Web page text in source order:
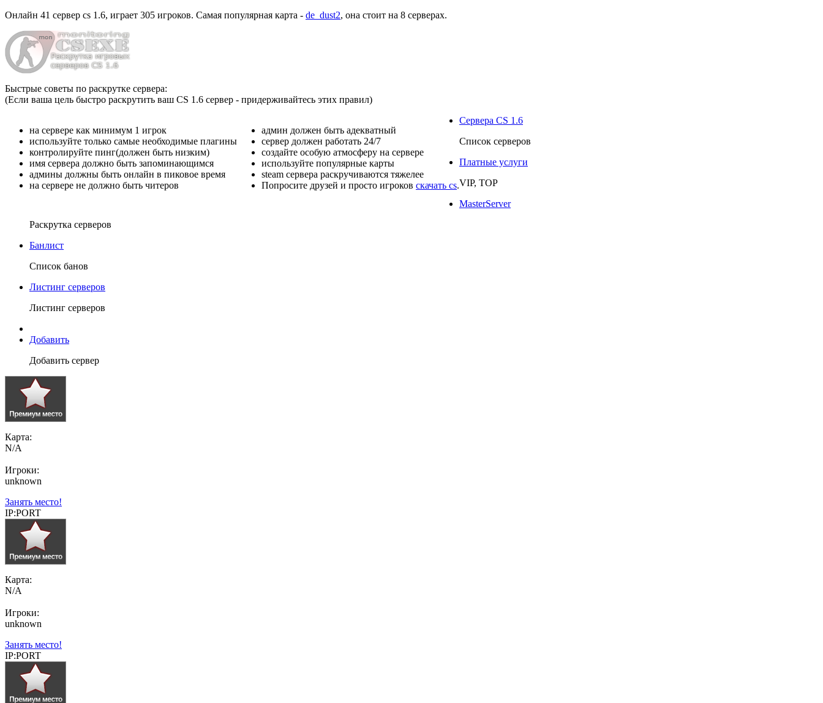
Онлайн 41 сервер cs 1.6, играет 305 игроков. Самая популярная карта - de_dust2, она стоит на 8 серверах.
Быстрые советы по раскрутке сервера:
(Если ваша цель быстро раскрутить ваш CS 1.6 сервер - придерживайтесь этих правил)
на сервере как минимум 1 игрок
используйте только самые необходимые плагины
контролируйте пинг(должен быть низким)
имя сервера должно быть запоминающимся
админы должны быть онлайн в пиковое время
на сервере не должно быть читеров
админ должен быть адекватный
сервер должен работать 24/7
создайте особую атмосферу на сервере
используйте популярные карты
steam сервера раскручиваются тяжелее
Попросите друзей и просто игроков скачать cs.
Сервера CS 1.6
Список серверов
Платные услуги
VIP, TOP
MasterServer
Раскрутка серверов
Банлист
Список банов
Листинг серверов
Листинг серверов
Добавить
Добавить сервер
Карта:
N/A
Игроки:
unknown
Занять место!
IP:PORT
Карта:
N/A
Игроки:
unknown
Занять место!
IP:PORT